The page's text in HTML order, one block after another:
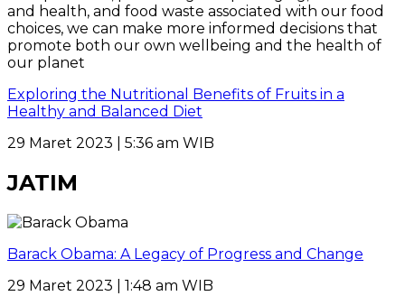
Exploring the Nutritional Benefits of Fruits in a
Healthy and Balanced Diet
29 Maret 2023 | 5:36 am WIB
JATIM
Barack Obama: A Legacy of Progress and Change
29 Maret 2023 | 1:48 am WIB